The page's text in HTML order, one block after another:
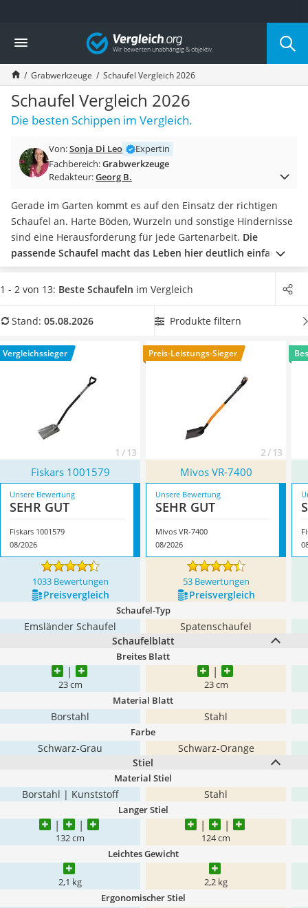
Die beliebtesten Vergleiche nach Kategorie
Baumarkt
Tresor feuerfest
Makita-Akku-Rasenmäher
Kappsäge
Smartes Türschloss
Akku-Rasentrimmer
Split-Klimaanlage 2 Innengeräte
Pelletofen
Tiefbrunnenpumpe
Fliesenschneider
Hochdruckreiniger
Doppelschleifer
Überwachungskamera
Benzinrasenmäher mit Elektrostart
Löschdecke
Winterharte Palmen
Gasdurchlauferhitzer
Vergleich
Grabwerkzeuge Schaufel Vergleich 2026
Schaufel Vergleich 2026
Die besten Schippen im Vergleich.
Von:Sonja Di Leo
Expertin
Fachbereich:Grabwerkzeuge
Redakteur:Georg B.
Gerade im Garten kommt es auf den Einsatz der richtigen
Schaufel an. Harte Böden, Wurzeln und sonstige Hindernisse
sind eine Herausforderung für jede Gartenarbeit. Die
passende Schaufel macht das Leben hier deutlich einfacher.
Verschiedene Tests im Internet haben gezeigt, dass
beispielsweise einErdbohrerein weiteres, der Gartenarbeit
(Garten-)Arbeit ein praktikables Hilfsmittel sein.Wählen Sie
effizeinter bei der Arbeit. Überzeugt hat uns hier im August
2026 besonders das Modell
Fiskars 1001579* mit seinen
1 - 2 von 13: Beste Schaufeln im Vergleich
Stand: 05.08.2026 Produkte filtern
Vergleichssieger
1 / 13
Preis-Leistungs-Sieger
2 / 13
Fiskars 1001579 Mivos ‎VR-7400
Unsere Bewertung
SEHR GUT
Fiskars 1001579
08/2026
Unsere Bewertung
SEHR GUT
Mivos ‎VR-7400
08/2026
1033 Bewertungen 53 Bewertungen
Preis­vergleich Preis­vergleich
Schaufel-Typ
Emsländer Schaufel
Spatenschaufel
Schaufelblatt
Breites Blatt
23 cm 23 cm
Material Blatt
Borstahl Stahl
Farbe
Schwarz-Grau
Schwarz-Orange
Stiel
Material Stiel
Borstahl | Kunststoff Stahl
Langer Stiel
132 cm 124 cm
Leichtes Gewicht
2,1 kg 2,2 kg
Ergonomischer Stiel